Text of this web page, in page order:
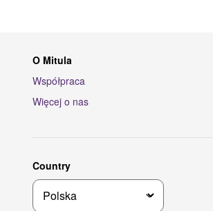
O Mitula
Współpraca
Więcej o nas
Country